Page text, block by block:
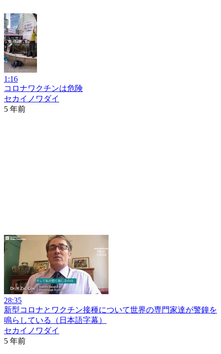
1:16
コロナワクチンは危険
セカイノワダイ
5 年前
28:35
新型コロナとワクチン接種について世界の専門家達が警鐘を
鳴らしている（日本語字幕）
セカイノワダイ
5 年前